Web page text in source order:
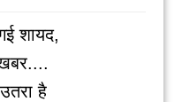
शायद,
है